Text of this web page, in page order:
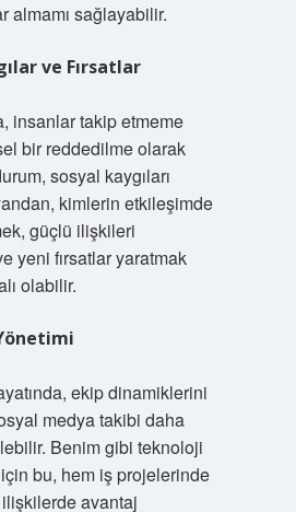
almamı sağlayabilir.
ve Fırsatlar
insanlar takip etmeme
bir reddedilme olarak
sosyal kaygıları
kimlerin etkileşimde
güçlü ilişkileri
yeni fırsatlar yaratmak
olabilir.
ekip dinamiklerini
medya takibi daha
Benim gibi teknoloji
bu, hem iş projelerinde
avantaj